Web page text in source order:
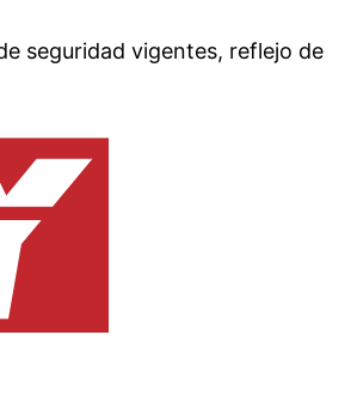
seguridad vigentes, reflejo de